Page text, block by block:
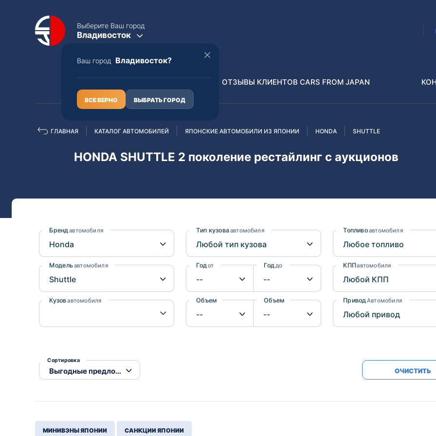
Выберите Ваш город
Владивосток
Ваш город Владивосток?
ВСЕ ВЕРНО ВЫБРАТЬ ГОРОД
Полная пошлина
Nissan
Suzuki
Subaru
Mercedes-Benz
Распилы и конструкторы
Nissan
Mazda
Mitsubishi
Subaru
Suzuki
Lexus
BMW
Audi
ОТЗЫВЫ КЛИЕНТОВ CARS FROM JAPAN
ГЛАВНАЯ КАТАЛОГ АВТОМОБИЛЕЙ ЯПОНСКИЕ АВТОМОБИЛИ ИЗ ЯПОНИИ HONDA SHUTTLE
HONDA SHUTTLE 2 поколение рестайлинг с аукционов
Бренд автомобиля
Модельавтомобиля
Кузовавтомобиля
Тип кузоваавтомобиля
Год от Год до
Объем от Объем до
Топливоавтомобиля
КППавтомобиля
Привод Автомобиля
Сортировка
ОЧИСТИТЬ
МИНИВЭНЫ ЯПОНИИ САНКЦИИ ЯПОНИИ